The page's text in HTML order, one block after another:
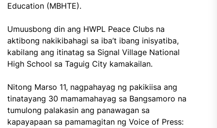
Education (MBHTE).
Umuusbong din ang HWPL Peace Clubs na
aktibong nakikibahagi sa iba’t ibang inisyatiba,
kabilang ang itinatag sa Signal Village National
High School sa Taguig City kamakailan.
Nitong Marso 11, nagpahayag ng pakikiisa ang
tinatayang 30 mamamahayag sa Bangsamoro na
tumulong palakasin ang panawagan sa
kapayapaan sa pamamagitan ng Voice of Press: